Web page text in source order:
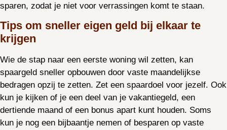
sparen, zodat je niet voor verrassingen komt te staan.
Tips om sneller eigen geld bij elkaar te
krijgen
Wie de stap naar een eerste woning wil zetten, kan
spaargeld sneller opbouwen door vaste maandelijkse
bedragen opzij te zetten. Zet een spaardoel voor jezelf. Ook
kun je kijken of je een deel van je vakantiegeld, een
dertiende maand of een bonus apart kunt houden. Soms
kun je nog een bijbaantje nemen of besparen op vaste